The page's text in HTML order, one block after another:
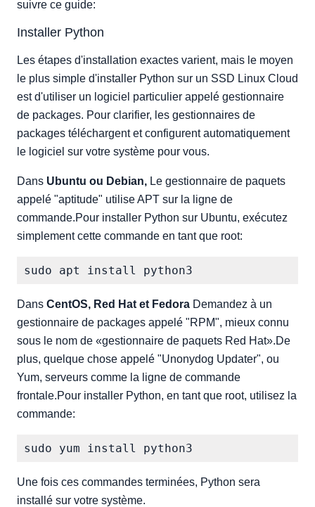
suivre ce guide:
Installer Python
Les étapes d'installation exactes varient, mais le moyen
le plus simple d'installer Python sur un SSD Linux Cloud
est d'utiliser un logiciel particulier appelé gestionnaire
de packages. Pour clarifier, les gestionnaires de
packages téléchargent et configurent automatiquement
le logiciel sur votre système pour vous.
Dans Ubuntu ou Debian, Le gestionnaire de paquets
appelé "aptitude" utilise APT sur la ligne de
commande.Pour installer Python sur Ubuntu, exécutez
simplement cette commande en tant que root:
Dans CentOS, Red Hat et Fedora Demandez à un
gestionnaire de packages appelé "RPM", mieux connu
sous le nom de «gestionnaire de paquets Red Hat».De
plus, quelque chose appelé "Unonydog Updater", ou
Yum, serveurs comme la ligne de commande
frontale.Pour installer Python, en tant que root, utilisez la
commande:
Une fois ces commandes terminées, Python sera
installé sur votre système.